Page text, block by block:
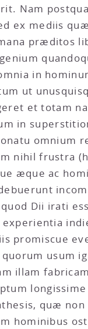
Nam
ex mediis
præditos
in
ut
et totam
in
omnium
nihil frustra
æque ac
Dii irati
promiscue
usum
illam
quæ non
hominibus